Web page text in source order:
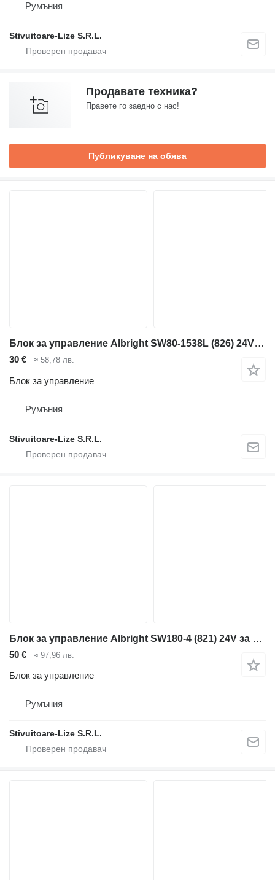
Румъния
Stivuitoare-Lize S.R.L.
Продавате техника?
Правете го заедно с нас!
Публикуване на обява
Блок за управление Albright SW80-1538L (826) 24V за мотокар
30 € ≈ 58,78 лв.
Блок за управление
Румъния
Stivuitoare-Lize S.R.L.
Блок за управление Albright SW180-4 (821) 24V за мотокар
50 € ≈ 97,96 лв.
Блок за управление
Румъния
Stivuitoare-Lize S.R.L.